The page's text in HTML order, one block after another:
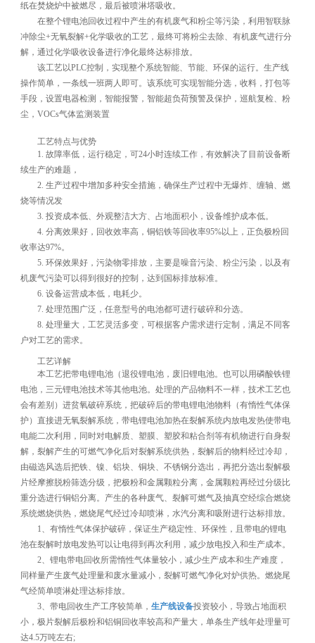
纸在焚烧炉中被燃尽，最后被喷淋塔吸收。
在整个锂电池回收过程中产生的有机废气和粉尘等污染，利用智联脉
冲除尘+无氧裂解+化学吸收的工艺，最终可将粉尘去除、有机废气进行分
解，通过化学吸收设备进行净化最终达标排放。
该工艺以PLC控制，实现整个系统智能、节能、环保的运行。生产线
操作简单，一条线一班两人即可。该系统可实现智能分选，收料，打包等
手段，设置电器检测，智能报警，智能超负荷预警及保护，巡航复检、粉
尘，VOCs气体监测装置
工艺特点与优势
1. 故障率低，运行稳定，可24小时连续工作，有效解决了目前设备断
续生产的难题，
2. 生产过程中增加多种安全措施，确保生产过程中无爆炸、缠轴、燃
烧等情况发
3. 投资成本低、外观整洁大方、占地面积小，设备维护成本低。
4. 分离效果好，回收效率高，铜铝铁等回收率95%以上，正负极粉回
收率达97%。
5. 环保效果好，污染物零排放，主要是噪音污染、粉尘污染，以及有
机废气污染可以得到很好的控制，达到国标排放标准。
6. 设备运营成本低，电耗少。
7. 处理范围广泛，任意型号的电池都可进行破碎和分选。
8. 处理量大，工艺灵活多变，可根据客户需求进行定制，满足不同客
户对工艺的需求。
工艺详解
本工艺把带电锂电池（退役锂电池，废旧锂电池。也可以用磷酸铁锂
电池，三元锂电池技术等其他电池。处理的产品物料不一样，技术工艺也
会有差别）进贫氧破碎系统，把破碎后的带电锂电池物料（有惰性气体保
护）直接进无氧裂解系统，带电锂电池加热在裂解系统内放电发热使带电
电能二次利用，同时对电解质、塑膜、塑胶和粘合剂等有机物进行自身裂
解，裂解产生的可燃气净化后对裂解系统供热，裂解后的物料经过冷却，
由磁选风选后把铁、镍、铝块、铜块、不锈钢分选出，再把分选出裂解极
片经摩擦脱粉筛选分级，把极粉和金属颗粒分离，金属颗粒再经过分级比
重分选进行铜铝分离。产生的各种废气、裂解可燃气及抽真空经综合燃烧
系统燃烧供热，燃烧尾气经过冷却喷淋，水汽分离和吸附进行达标排放。
1、有惰性气体保护破碎，保证生产稳定性、环保性，且带电的锂电
池在裂解时放电发热可以让电得到再次利用，减少放电投入和生产成本。
2、锂电带电回收所需惰性气体量较小，减少生产成本和生产难度，
同样量产生废气处理量和废水量减小，裂解可燃气净化对炉供热。燃烧尾
气经简单喷淋处理达标排放。
3、带电回收生产工序较简单，生产线设备投资较小，导致占地面积
小，极片裂解后极粉和铝铜回收率较高和产量大，单条生产线年处理量可
达4.5万吨左右;